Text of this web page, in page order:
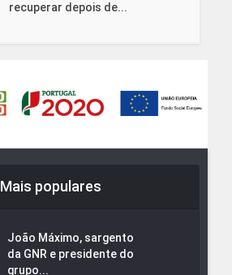
recuperar depois de...
Mais populares
João Máximo, sargento
da GNR e presidente do
grupo...